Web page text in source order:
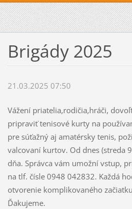
Brigády 2025
21.03.2025 07:50
Vážení priatelia,rodičia,hráči,
pripraviť tenisové kurty na
pre súťažný aj amatérsky tenis,
valcovaní kurtov. Od dnes (streda
dňa. Správca vám umožní vstup,
na tlf. čísle 0948 042832. Každá
otvorenie komplikovaného
Ďakujeme.